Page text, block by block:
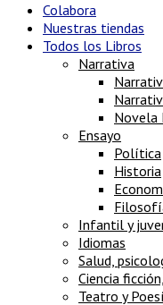
Colabora
Nuestras tiendas
Todos los Libros
Narrativa
Novela
Ensayo
Política
Historia
Infantil y
Idiomas
Salud,
Ciencia
Teatro y